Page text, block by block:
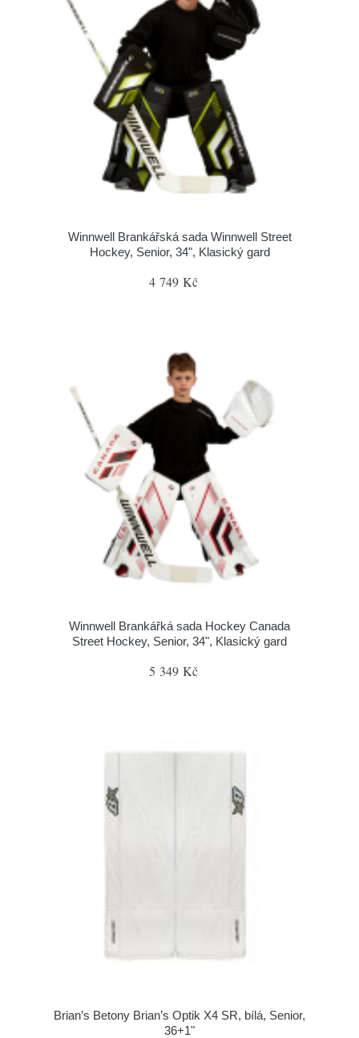
Winnwell Brankářská sada Winnwell Street
Hockey, Senior, 34", Klasický gard
4 749 Kč
Winnwell Brankářká sada Hockey Canada
Street Hockey, Senior, 34", Klasický gard
5 349 Kč
Brian’s Betony Brian’s Optik X4 SR, bílá, Senior,
36+1"